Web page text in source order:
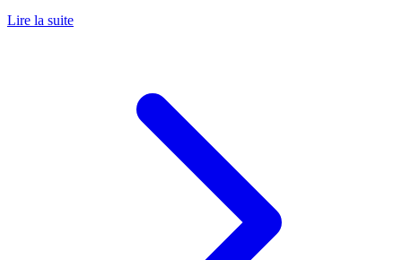
Lire la suite